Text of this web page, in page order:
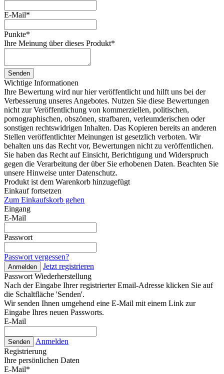
E-Mail*
Punkte*
Ihre Meinung über dieses Produkt*
Senden
Wichtige Informationen
Ihre Bewertung wird nur hier veröffentlicht und hilft uns bei der
Verbesserung unseres Angebotes. Nutzen Sie diese Bewertungen
nicht zur Veröffentlichung von kommerziellen, politischen,
pornographischen, obszönen, strafbaren, verleumderischen oder
sonstigen rechtswidrigen Inhalten. Das Kopieren bereits an anderen
Stellen veröffentlichter Meinungen ist gesetzlich verboten. Wir
behalten uns das Recht vor, Bewertungen nicht zu veröffentlichen.
Sie haben das Recht auf Einsicht, Berichtigung und Widerspruch
gegen die Verarbeitung der über Sie erhobenen Daten. Beachten Sie
unsere Hinweise unter Datenschutz.
Produkt ist dem Warenkorb hinzugefügt
Einkauf fortsetzen
Zum Einkaufskorb gehen
Eingang
E-Mail
Passwort
Passwort vergessen?
Anmelden
Jetzt registrieren
Passwort Wiederherstellung
Nach der Eingabe Ihrer registrierter Email-Adresse klicken Sie auf
die Schaltfläche 'Senden'.
Wir senden Ihnen umgehend eine E-Mail mit einem Link zur
Eingabe Ihres neuen Passworts.
E-Mail
Senden
Anmelden
Registrierung
Ihre persönlichen Daten
E-Mail*